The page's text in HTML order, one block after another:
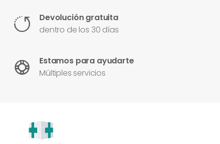
Devolución gratuita
dentro de los 30 días
Estamos para ayudarte
Múltiples servicios